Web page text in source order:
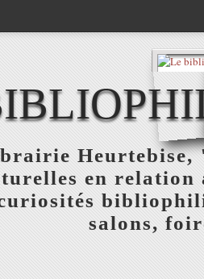
en relation
salons,